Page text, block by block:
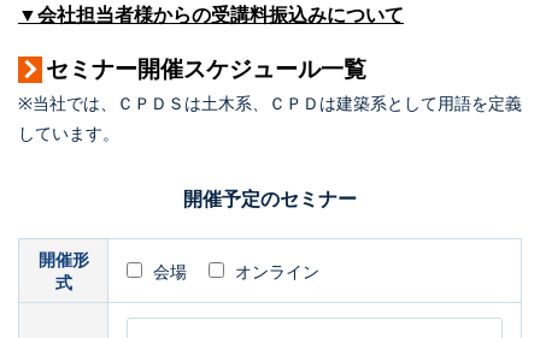
▼会社担当者様からの受講料振込みについて
セミナー開催スケジュール一覧
※当社では、ＣＰＤＳは土木系、ＣＰＤは建築系として用語を定義
しています。
開催予定のセミナー
開催形
式
会場 オンライン